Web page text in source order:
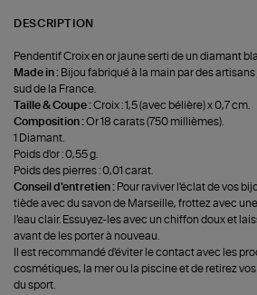
DESCRIPTION
Pendentif Croix en or jaune serti de un diamant
Made in : Bijou fabriqué à la main par des
sud de la France.
Taille & Coupe :Croix : 1,5 (avec bélière) x 0,7 cm.
Composition :Or 18 carats (750 millièmes).
1 Diamant.
Poids d'or : 0,55 g.
Poids des pierres : 0,01 carat.
Conseil d'entretien : Pour raviver l'éclat de vos
tiède avec du savon de Marseille, frottez avec
l'eau clair. Essuyez-les avec un chiffon doux et
avant de les porter à nouveau.
Il est recommandé d'éviter le contact avec les
cosmétiques, la mer ou la piscine et de retirez
du sport.